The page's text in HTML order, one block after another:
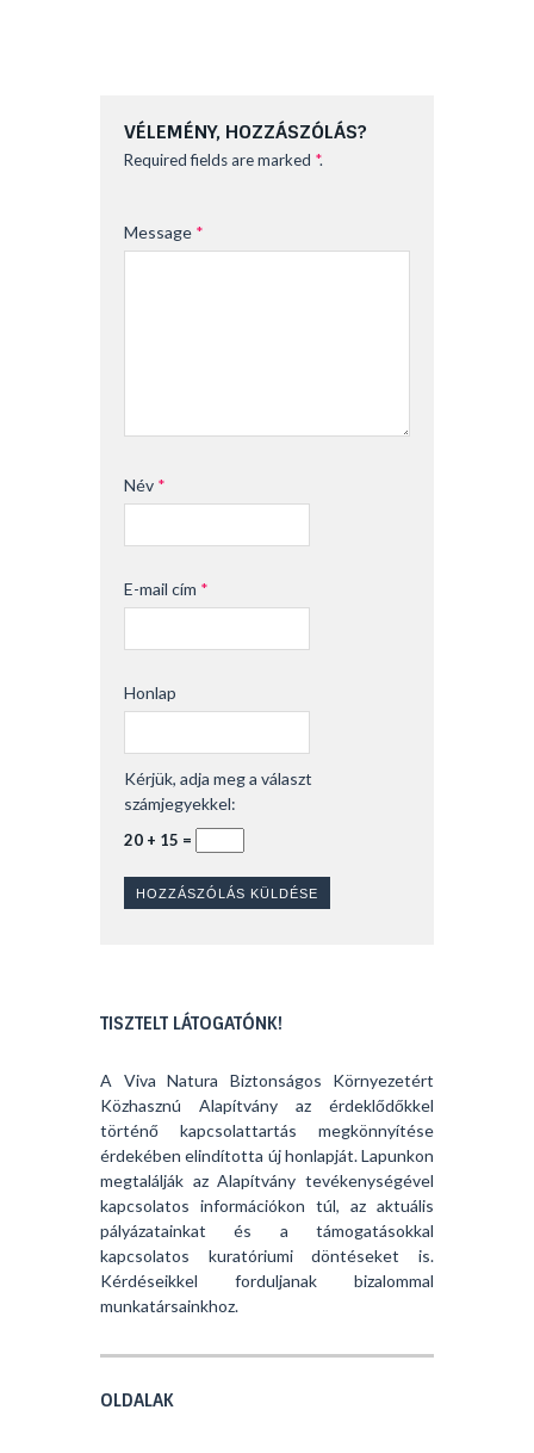
VÉLEMÉNY, HOZZÁSZÓLÁS?
Required fields are marked *.
Message *
Név *
E-mail cím *
Honlap
Kérjük, adja meg a választ
számjegyekkel:
20 + 15 =
TISZTELT LÁTOGATÓNK!
A Viva Natura Biztonságos Környezetért
Közhasznú Alapítvány az érdeklődőkkel
történő kapcsolattartás megkönnyítése
érdekében elindította új honlapját. Lapunkon
megtalálják az Alapítvány tevékenységével
kapcsolatos információkon túl, az aktuális
pályázatainkat és a támogatásokkal
kapcsolatos kuratóriumi döntéseket is.
Kérdéseikkel forduljanak bizalommal
munkatársainkhoz.
OLDALAK